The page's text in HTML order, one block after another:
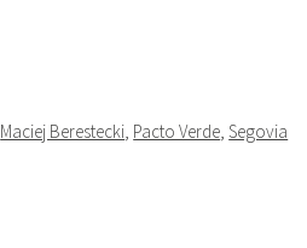
Maciej Berestecki, Pacto Verde,Segovia